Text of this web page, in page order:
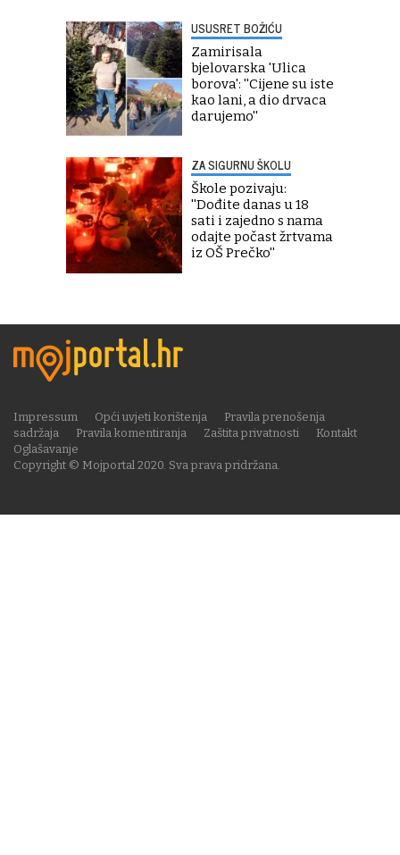
USUSRET BOŽIĆU
Zamirisala
bjelovarska 'Ulica
borova': ''Cijene su iste
kao lani, a dio drvaca
darujemo''
ZA SIGURNU ŠKOLU
Škole pozivaju:
''Dođite danas u 18
sati i zajedno s nama
odajte počast žrtvama
iz OŠ Prečko''
Copyright © Mojportal 2020. Sva prava pridržana.
Impressum Opći uvjeti korištenja
Pravila prenošenja
sadržaja
Pravila komentiranja Zaštita privatnosti
Kontakt
Oglašavanje